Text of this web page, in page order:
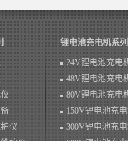
仪
锂电池充电机系列
24V锂电池充电
48V锂电池充电
80V锂电池充电
150V锂电池充
300V锂电池充